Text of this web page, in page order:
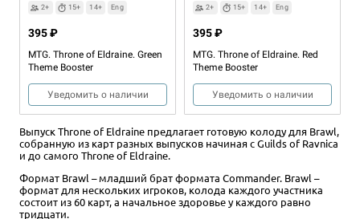
2+ 15+ 14+ Eng
MTG. Throne of Eldraine. Green
Theme Booster
395 ₽
Уведомить о наличии
2+ 15+ 14+ Eng
MTG. Throne of Eldraine. Red
Theme Booster
395 ₽
Уведомить о наличии
Выпуск Throne of Eldraine предлагает готовую колоду для Brawl,
собранную из карт разных выпусков начиная с Guilds of Ravnica
и до самого Throne of Eldraine.
Формат Brawl – младший брат формата Commander. Brawl –
формат для нескольких игроков, колода каждого участника
состоит из 60 карт, а начальное здоровье у каждого равно
тридцати.